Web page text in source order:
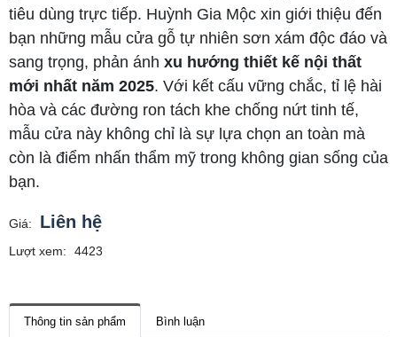
tiêu dùng trực tiếp. Huỳnh Gia Mộc xin giới thiệu đến
bạn những mẫu cửa gỗ tự nhiên sơn xám độc đáo và
sang trọng, phản ánh xu hướng thiết kế nội thất
mới nhất năm 2025. Với kết cấu vững chắc, tỉ lệ hài
hòa và các đường ron tách khe chống nứt tinh tế,
mẫu cửa này không chỉ là sự lựa chọn an toàn mà
còn là điểm nhấn thẩm mỹ trong không gian sống của
bạn.
Giá: Liên hệ
Lượt xem: 4423
Thông tin sản phẩm Bình luận